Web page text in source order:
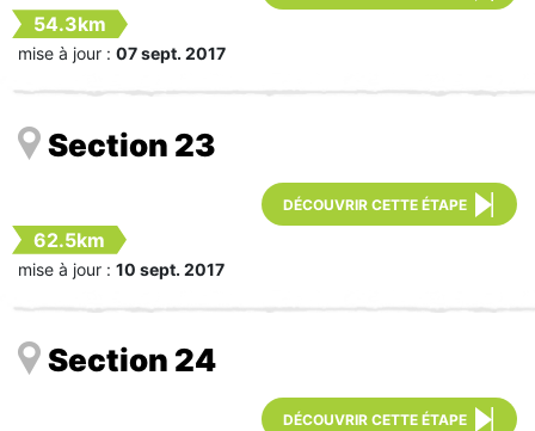
54.3km
mise à jour : 07 sept. 2017
Section 23
DÉCOUVRIR CETTE ÉTAPE
62.5km
mise à jour : 10 sept. 2017
Section 24
DÉCOUVRIR CETTE ÉTAPE